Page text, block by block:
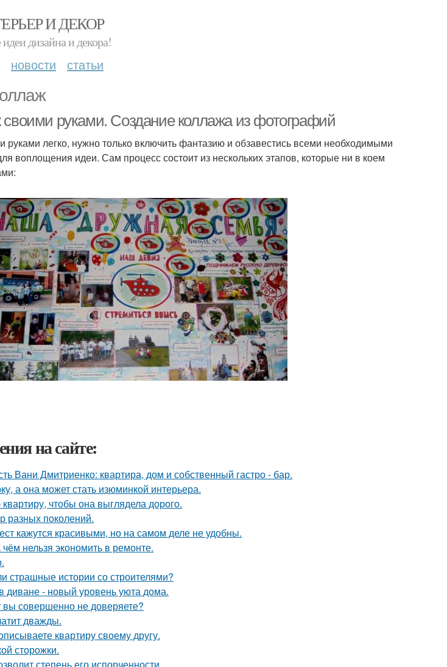
И ДЕКОР
дизайна и декора!
новости статьи
своими руками. Создание коллажа из фотографий
легко, нужно только включить фантазию и обзавестись всеми необходимыми
воплощения идеи. Сам процесс состоит из нескольких этапов, которые ни в коем
на сайте:
Вани Дмитриенко: квартира, дом и собственный гастро - бар.
а она может стать изюминкой интерьера.
чтобы она выглядела дорого.
разных поколений.
кажутся красивыми, но на самом деле не удобны.
нельзя экономить в ремонте.
страшные истории со строителями?
диване - новый уровень уюта дома.
вы совершенно не доверяете?
дважды.
квартиру своему другу.
сторожки.